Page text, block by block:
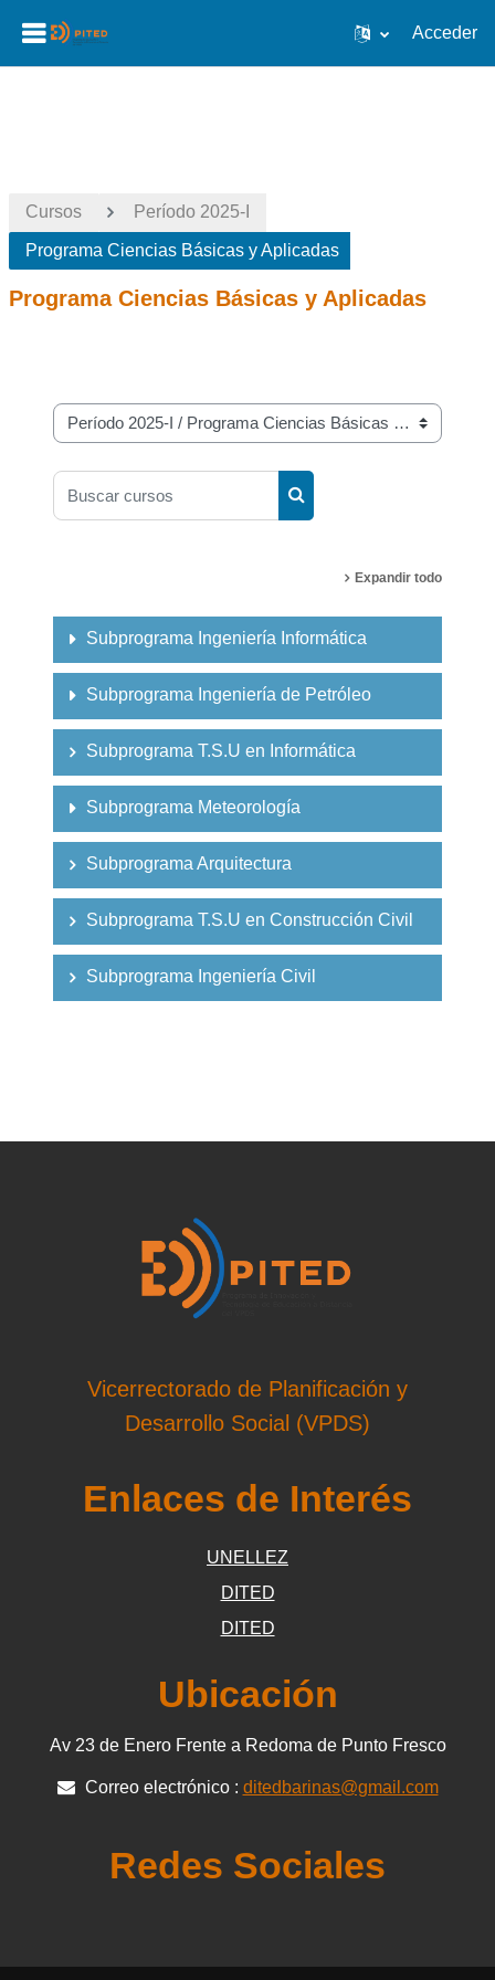
Acceder
Cursos Período 2025-I
Programa Ciencias Básicas y Aplicadas
Programa Ciencias Básicas y Aplicadas
Categorías
Buscar cursos
Buscar cursos
Expandir todo
Subprograma Ingeniería Informática
Subprograma Ingeniería de Petróleo
Subprograma T.S.U en Informática
Subprograma Meteorología
Subprograma Arquitectura
Subprograma T.S.U en Construcción Civil
Subprograma Ingeniería Civil
Vicerrectorado de Planificación y
Desarrollo Social (VPDS)
Enlaces de Interés
UNELLEZ
DITED
DITED
Ubicación
Av 23 de Enero Frente a Redoma de Punto Fresco
Correo electrónico : ditedbarinas@gmail.com
Redes Sociales